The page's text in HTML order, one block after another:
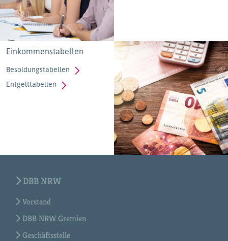
Einkommenstabellen
Besoldungstabellen
Entgelttabellen
DBB NRW
Vorstand
DBB NRW Gremien
Geschäftsstelle